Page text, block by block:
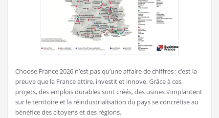
Choose France 2026 n’est pas qu’une affaire de chiffres : c’est la
preuve que la France attire, investit et innove. Grâce à ces
projets, des emplois durables sont créés, des usines s’implantent
sur le territoire et la réindustrialisation du pays se concrétise au
bénéfice des citoyens et des régions.